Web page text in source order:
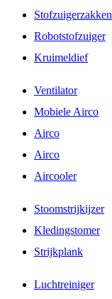
Stofzuigerzakken
Robotstofzuiger
Kruimeldief
Ventilator
Mobiele Airco
Airco
Airco
Aircooler
Stoomstrijkijzer
Kledingstomer
Strijkplank
Luchtreiniger